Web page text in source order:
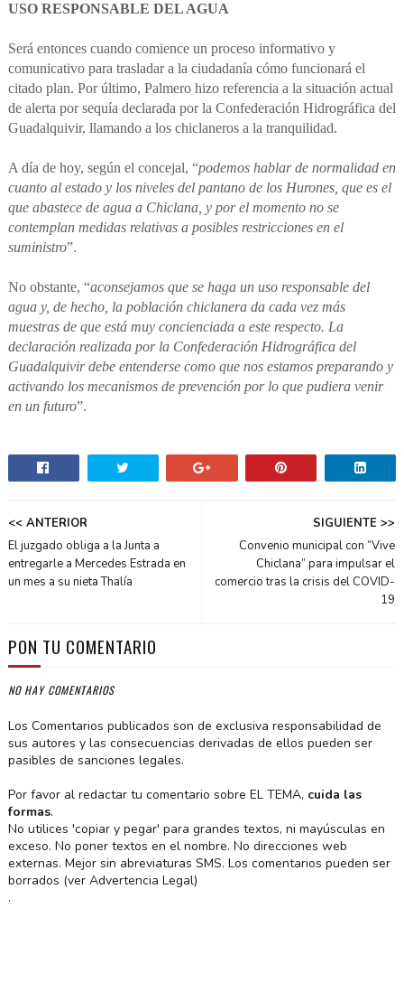
USO RESPONSABLE DEL AGUA
Será entonces cuando comience un proceso informativo y
comunicativo para trasladar a la ciudadanía cómo funcionará el
citado plan. Por último, Palmero hizo referencia a la situación actual
de alerta por sequía declarada por la Confederación Hidrográfica del
Guadalquivir, llamando a los chiclaneros a la tranquilidad.
A día de hoy, según el concejal, “podemos hablar de normalidad en
cuanto al estado y los niveles del pantano de los Hurones, que es el
que abastece de agua a Chiclana, y por el momento no se
contemplan medidas relativas a posibles restricciones en el
suministro”.
No obstante, “aconsejamos que se haga un uso responsable del
agua y, de hecho, la población chiclanera da cada vez más
muestras de que está muy concienciada a este respecto. La
declaración realizada por la Confederación Hidrográfica del
Guadalquivir debe entenderse como que nos estamos preparando y
activando los mecanismos de prevención por lo que pudiera venir
en un futuro”.
SIGUIENTE >>
Convenio municipal con “Vive
Chiclana” para impulsar el
comercio tras la crisis del COVID-
19
<< ANTERIOR
El juzgado obliga a la Junta a
entregarle a Mercedes Estrada en
un mes a su nieta Thalía
PON TU COMENTARIO
NO HAY COMENTARIOS
Los Comentarios publicados son de exclusiva responsabilidad de
sus autores y las consecuencias derivadas de ellos pueden ser
pasibles de sanciones legales.
Por favor al redactar tu comentario sobre EL TEMA, cuida las
formas.
No utilices 'copiar y pegar' para grandes textos, ni mayúsculas en
exceso. No poner textos en el nombre. No direcciones web
externas. Mejor sin abreviaturas SMS. Los comentarios pueden ser
borrados (ver Advertencia Legal)
.